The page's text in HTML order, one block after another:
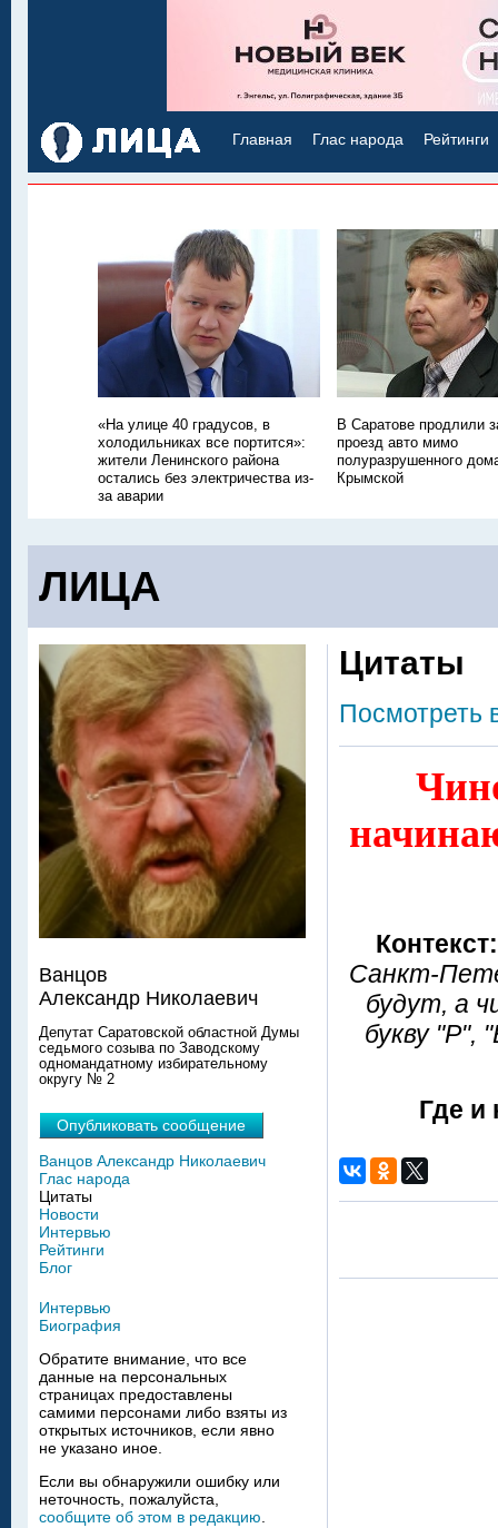
Главная Глас народа Рейтинги
«На улице 40 градусов, в
холодильниках все портится»:
жители Ленинского района
остались без электричества из-
за аварии
В Саратове продлили
проезд авто мимо
полуразрушенного
Крымской
ЛИЦА
Цитаты
Посмотреть
Контекст:
Санкт-
будут, а
букву "Р",
Где и
Ванцов
Александр Николаевич
Депутат Саратовской областной Думы
седьмого созыва по Заводскому
одномандатному избирательному
округу № 2
Опубликовать сообщение
Ванцов Александр Николаевич
Глас народа
Цитаты
Новости
Интервью
Рейтинги
Блог
Интервью
Биография
Обратите внимание, что все
данные на персональных
страницах предоставлены
самими персонами либо взяты из
открытых источников, если явно
не указано иное.
Если вы обнаружили ошибку или
неточность, пожалуйста,
сообщите об этом в редакцию.